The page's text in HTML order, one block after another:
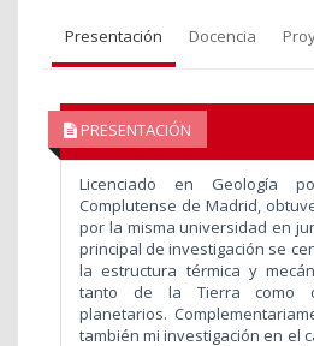
Presentación Docencia
PRESENTACIÓN
Licenciado en Geología
Complutense de Madrid,
por la misma universidad en
principal de investigación se
la estructura térmica y
tanto de la Tierra como
planetarios.
también mi investigación en el